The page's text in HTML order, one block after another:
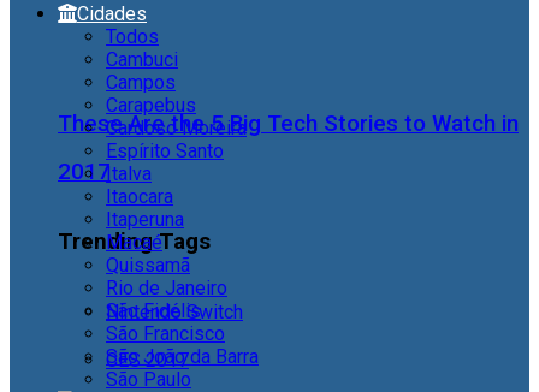
These Are the 5 Big Tech Stories to Watch in
2017
Trending Tags
Nintendo Switch
CES 2017
Cidades
Todos
Cambuci
Campos
Carapebus
Cardoso Moreira
Espírito Santo
Italva
Itaocara
Itaperuna
Macaé
Quissamã
Rio de Janeiro
São Fidélis
São Francisco
São João da Barra
São Paulo